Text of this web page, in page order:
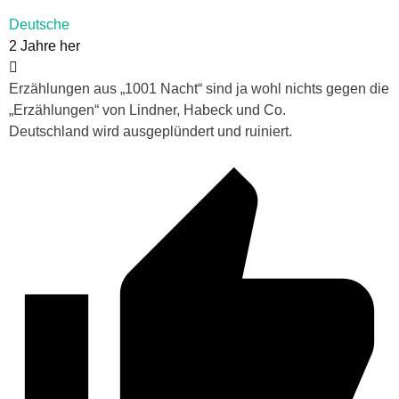
Deutsche
2 Jahre her
Erzählungen aus „1001 Nacht“ sind ja wohl nichts gegen die
„Erzählungen“ von Lindner, Habeck und Co.
Deutschland wird ausgeplündert und ruiniert.